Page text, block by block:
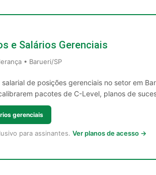
e Salários Gerenciais
• Barueri/SP
salarial de posições gerenciais no setor em
pacotes de C-Level, planos de
gerenciais
para assinantes. Ver planos de acesso →